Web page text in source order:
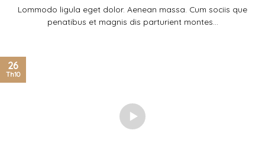
Lommodo ligula eget dolor. Aenean massa. Cum sociis que
penatibus et magnis dis parturient montes...
26
Th10